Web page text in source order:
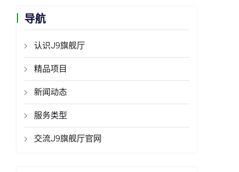
导航
认识J9旗舰厅
精品项目
新闻动态
服务类型
交流J9旗舰厅官网